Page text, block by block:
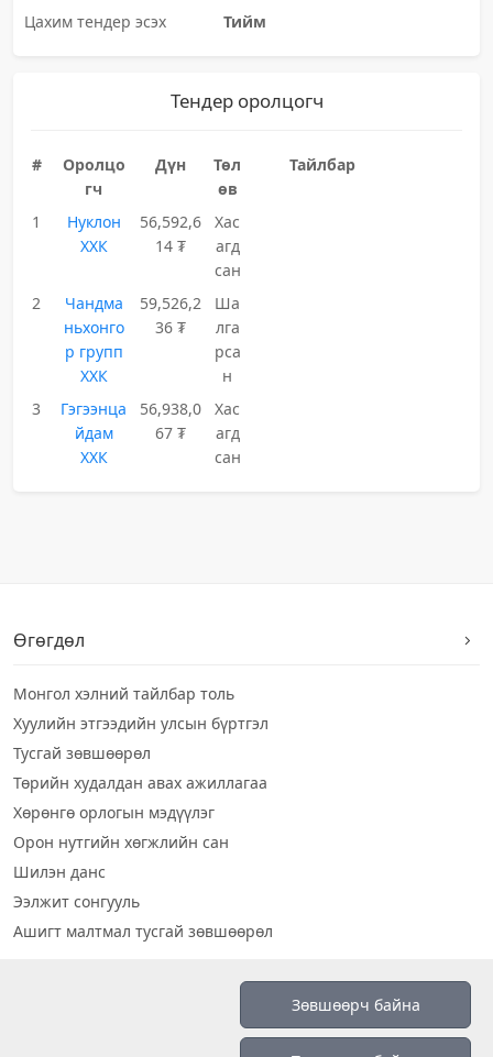
Цахим тендер эсэх
Тийм
Тендер оролцогч
#
Оролцо
гч
Дүн
Төл
өв
Тайлбар
1
Нуклон
ХХК
56,592,6
14 ₮
Хас
агд
сан
2
Чандма
ньхонго
р групп
ХХК
59,526,2
36 ₮
Ша
лга
рса
н
3
Гэгээнца
йдам
ХХК
56,938,0
67 ₮
Хас
агд
сан
Өгөгдөл
Монгол хэлний тайлбар толь
Хуулийн этгээдийн улсын бүртгэл
Тусгай зөвшөөрөл
Төрийн худалдан авах ажиллагаа
Хөрөнгө орлогын мэдүүлэг
Орон нутгийн хөгжлийн сан
Шилэн данс
Ээлжит сонгууль
Ашигт малтмал тусгай зөвшөөрөл
Зөвшөөрч байна